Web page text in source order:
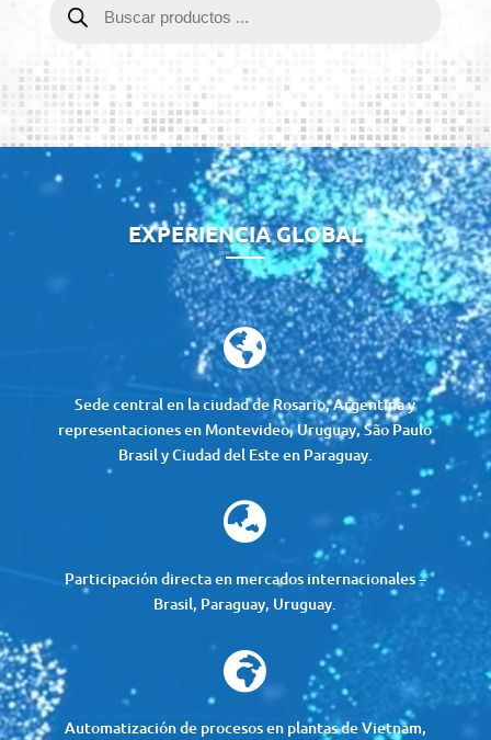
productos
Reproductor
de
EXPERIENCIA GLOBAL

Sede central en la ciudad de Rosario, Argentina y
representaciones en Montevideo, Uruguay, São Paulo
Brasil y Ciudad del Este en Paraguay.

Participación directa en mercados internacionales –
Brasil, Paraguay, Uruguay.

Automatización de procesos en plantas de Vietnam,